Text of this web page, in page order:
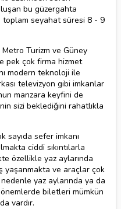
bu güzergahta
seyahat süresi 8 - 9
Turizm ve Güney
pek çok firma hizmet
modern teknoloji ile
televizyon gibi imkanlar
manzara keyfini de
sizi beklediğini rahatlıkla
sayıda sefer imkanı
ciddi sıkıntılarla
özellikle yaz aylarında
yaşanmakta ve araçlar çok
yaz aylarında ya da
biletleri mümkün
vardır.